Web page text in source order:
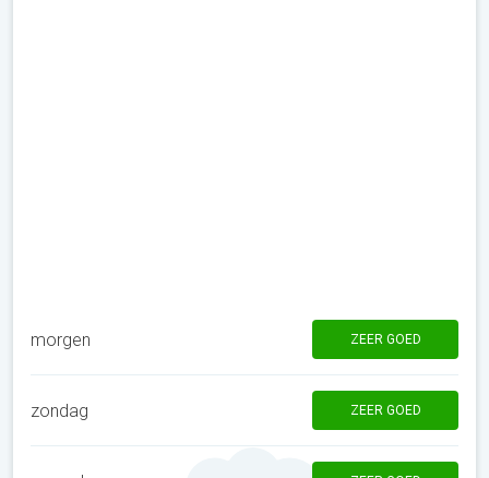
morgen ZEER GOED
zondag ZEER GOED